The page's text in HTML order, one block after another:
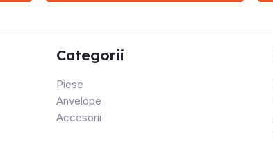
Categorii
Piese
Anvelope
Accesorii